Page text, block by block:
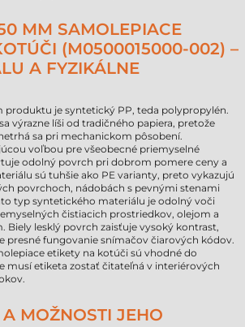
MM SAMOLEPIACE
(M0500015000-002) –
A FYZIKÁLNE
je syntetický PP, teda polypropylén.
výrazne líši od tradičného papiera, pretože
sa pri mechanickom pôsobení.
voľbou pre všeobecné priemyselné
odolný povrch pri dobrom pomere ceny a
sú tuhšie ako PE varianty, preto vykazujú
povrchoch, nádobách s pevnými stenami
typ syntetického materiálu je odolný voči
čistiacich prostriedkov, olejom a
lesklý povrch zaisťuje vysoký kontrast,
presné fungovanie snímačov čiarových kódov.
etikety na kotúči sú vhodné do
musí etiketa zostať čitateľná v interiérových
MOŽNOSTI JEHO